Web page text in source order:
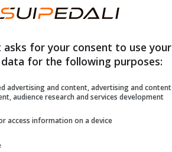
questa auto elettrica, ma
asks for your consent to use your
for the following purposes:
advertising and content, advertising and content
audience research and services development
access information on a device